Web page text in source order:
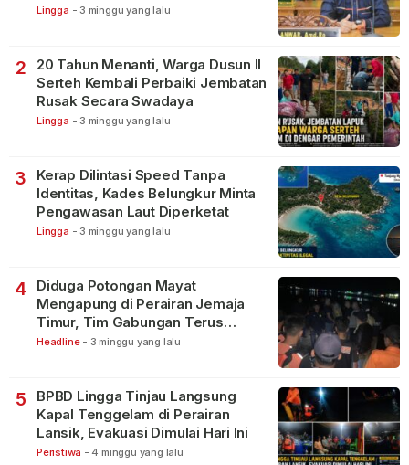
Lingga - 3 minggu yang lalu
2
20 Tahun Menanti, Warga Dusun II
Serteh Kembali Perbaiki Jembatan
Rusak Secara Swadaya
Lingga - 3 minggu yang lalu
3
Kerap Dilintasi Speed Tanpa
Identitas, Kades Belungkur Minta
Pengawasan Laut Diperketat
Lingga - 3 minggu yang lalu
4
Diduga Potongan Mayat
Mengapung di Perairan Jemaja
Timur, Tim Gabungan Terus
Lakukan Pencarian
Headline - 3 minggu yang lalu
5
BPBD Lingga Tinjau Langsung
Kapal Tenggelam di Perairan
Lansik, Evakuasi Dimulai Hari Ini
Peristiwa - 4 minggu yang lalu